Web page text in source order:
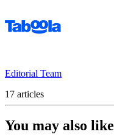
Editorial Team
17 articles
You may also like